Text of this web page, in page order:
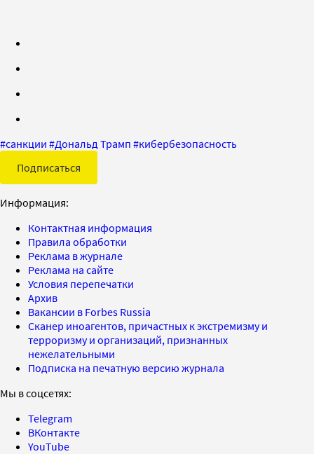
#санкции #Дональд Трамп #кибербезопасность
Подписаться
Информация:
Контактная информация
Правила обработки
Реклама в журнале
Реклама на сайте
Условия перепечатки
Архив
Вакансии в Forbes Russia
Сканер иноагентов, причастных к экстремизму и
терроризму и организаций, признанных
нежелательными
Подписка на печатную версию журнала
Мы в соцсетях:
Telegram
ВКонтакте
YouTube